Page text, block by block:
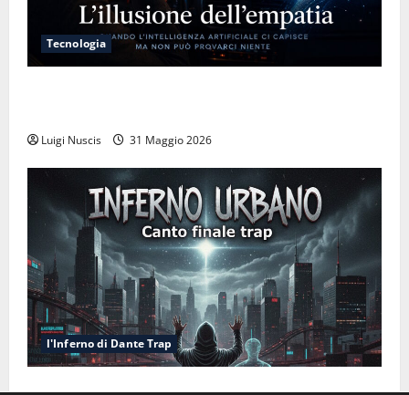
Tecnologia
Luigi Nuscis 31 Maggio 2026
l'Inferno di Dante Trap